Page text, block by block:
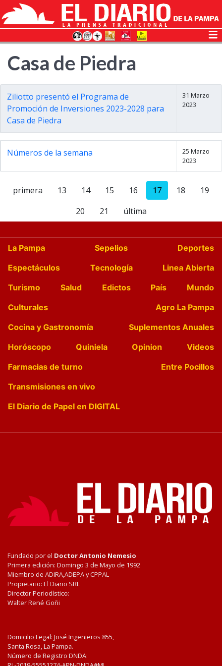
Casa de Piedra
Ziliotto presentó el Programa de
Promoción de Inversiones 2023-2028 para
Casa de Piedra
31 Marzo
2023
Números de la semana
25 Marzo
2023
primera 13 14 15 16 17 18
19
20
21 última
La Pampa Sepelios
Deportes
Espectáculos
Tecnología
Linea Abierta
Turismo
Salud Edictos País
Mundo
Culturales
Agro La Pampa
Cocina y Gastronomía
Suplementos Anuales
Horóscopo
Quiniela Opinion
Videos
Farmacias de turno
Entre Pocillos
Transmisiones en vivo
El Diario de Papel en DIGITAL
Fundado por el Doctor Antonio Nemesio
Primera edición: Domingo 3 de Mayo de 1992
Miembro de ADIRA,ADEPA y CPPAL
Propietario: El Diario SRL
Director Periodístico:
Walter René Goñi
Domicilio Legal: José Ingenieros 855,
Santa Rosa, La Pampa.
Número de Registro DNDA: